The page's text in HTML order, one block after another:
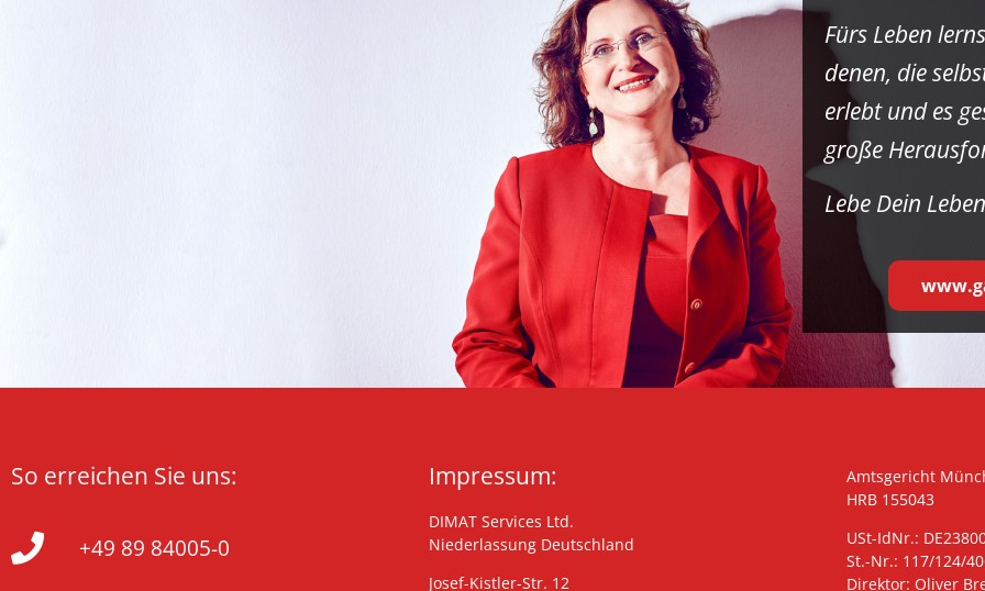
Fürs Leben
denen, die
erlebt und es
große
Lebe Dein
So erreichen Sie uns:
+49 89 84005-0
Impressum:
DIMAT Services Ltd.
Niederlassung Deutschland
Josef-Kistler-Str. 12
Amtsgericht
HRB 155043
USt-IdNr.:
St.-Nr.: 117/124/
Direktor: Oliver